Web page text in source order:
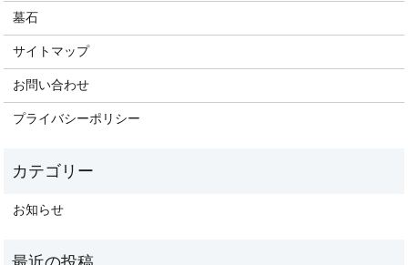
墓石
サイトマップ
お問い合わせ
プライバシーポリシー
お知らせ